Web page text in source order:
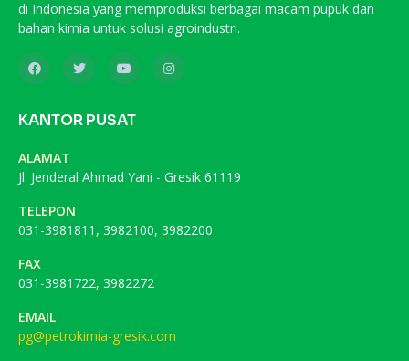
di Indonesia yang memproduksi berbagai macam pupuk dan
bahan kimia untuk solusi agroindustri.
KANTOR PUSAT
ALAMAT
Jl. Jenderal Ahmad Yani - Gresik 61119
TELEPON
031-3981811, 3982100, 3982200
FAX
031-3981722, 3982272
EMAIL
pg@petrokimia-gresik.com